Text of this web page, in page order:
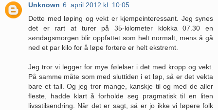
Unknown 6. april 2012 kl. 10:05
Dette med løping og vekt er kjempeinteressant. Jeg synes
det er rart at turer på 35-kilometer klokka 07.30 en
søndagsmorgen blir oppfattet som helt normalt, mens å gå
ned et par kilo for å løpe fortere er helt ekstremt.
Jeg tror vi legger for mye følelser i det med kropp og vekt.
På samme måte som med sluttiden i et løp, så er det vekta
bare et tall. Og jeg tror mange, kanskje til og med de aller
fleste, hadde klart å forholde seg pragmatisk til en liten
livsstilsendring. Når det er sagt, så er jo ikke vi løpere folk